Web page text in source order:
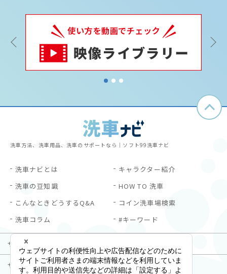
Previous
1 2
洗車方法、洗車用品、洗車のサポートなら｜ソフト99洗車ナビ
洗車ナビとは
キャラクター紹介
洗車の豆知識
HOW TO 洗車
こんなときどうするQ&A
コイン洗車場検索
洗車コラム
#キーワード
サイトご利用にあたって
サイトマップ お問い合わせ